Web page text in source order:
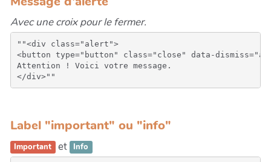
Avec une croix pour le fermer.
""<div class="alert">
<button type="button" class="close" data-
Attention ! Voici votre message.
Label "important" ou "info"
Important et Info